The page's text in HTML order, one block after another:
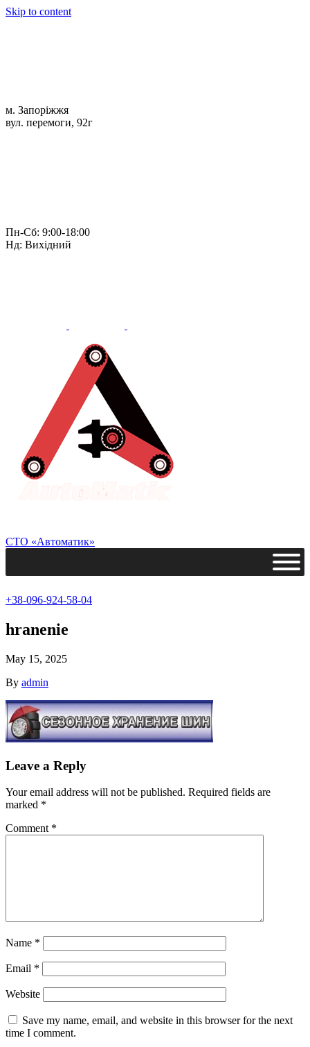
Skip to content
м. Запоріжжя
вул. перемоги, 92г
Пн-Сб: 9:00-18:00
Нд: Вихідний
СТО «Автоматик»
+38-096-924-58-04
hranenie
May 15, 2025
By admin
Leave a Reply
Your email address will not be published. Required fields are
marked *
Comment *
Name *
Email *
Website
Save my name, email, and website in this browser for the next
time I comment.